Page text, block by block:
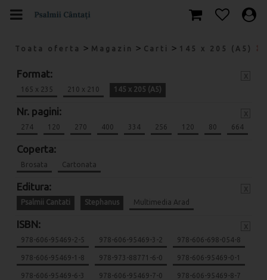
Toata oferta > Magazin > Carti > 145 x 205 (A5)
Format:
165 x 235 210 x 210 145 x 205 (A5)
Nr. pagini:
274 120 270 400 334 256 120 80 664
Coperta:
Brosata Cartonata
Editura:
Psalmii Cantati Stephanus Multimedia Arad
ISBN:
978-606-95469-2-5 978-606-95469-3-2 978-606-698-054-8
978-606-95469-1-8 978-973-88771-6-0 978-606-95469-0-1
978-606-95469-6-3 978-606-95469-7-0 978-606-95469-8-7